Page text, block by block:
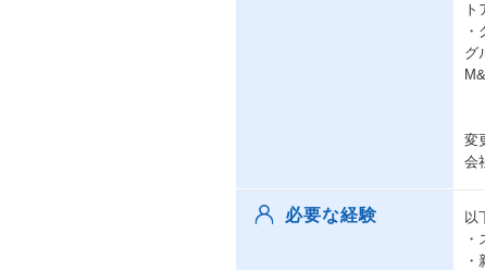
ト
グ
変
会
必要な経験
以